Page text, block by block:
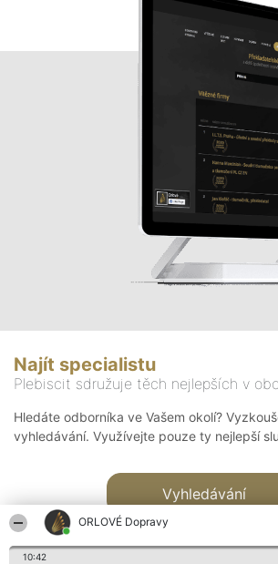
ORLOVÉ Dopravy
10:42
Najít specialistu
Plebiscit sdružuje těch nejlepších v
Hledáte odborníka ve Vašem okolí?
vyhledávání. Využívejte pouze ty nejlepší
Vyhledávání